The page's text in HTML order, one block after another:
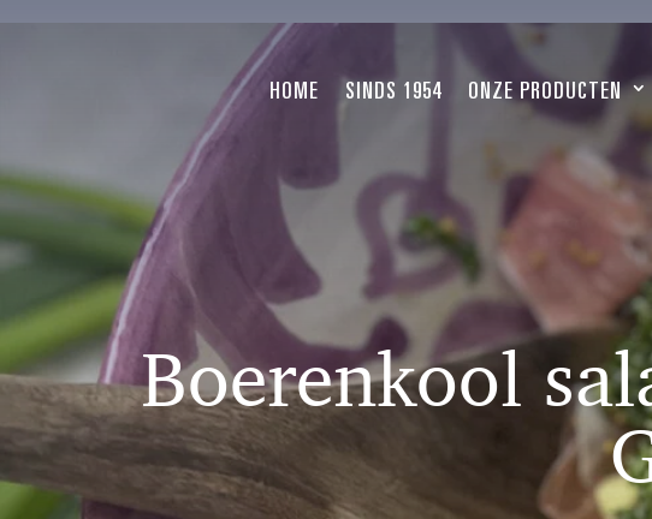
HOME SINDS 1954 ONZE PRODUCTEN
Boerenkool